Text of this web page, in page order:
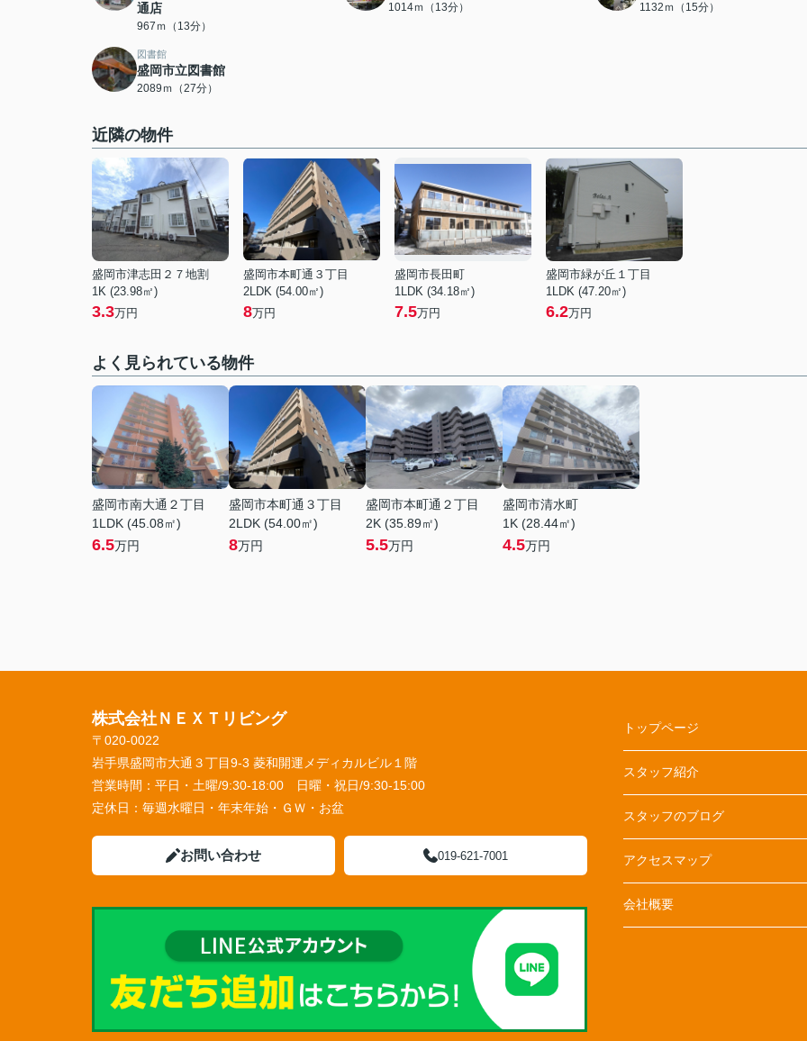
通店
967ｍ（13分）
1014ｍ（13分） 1132ｍ（15分）
図書館
盛岡市立図書館
2089ｍ（27分）
近隣の物件
盛岡市津志田２７地割
1K (23.98㎡)
3.3万円
盛岡市本町通３丁目
2LDK (54.00㎡)
8万円
盛岡市長田町
1LDK (34.18㎡)
7.5万円
盛岡市緑が丘１丁目
1LDK (47.20㎡)
6.2万円
よく見られている物件
盛岡市南大通２丁目
1LDK (45.08㎡)
6.5万円
盛岡市本町通３丁目
2LDK (54.00㎡)
8万円
盛岡市本町通２丁目
2K (35.89㎡)
5.5万円
盛岡市清水町
1K (28.44㎡)
4.5万円
株式会社ＮＥＸＴリビング
〒020-0022
岩手県盛岡市大通３丁目9-3 菱和開運メディカルビル１階
営業時間： 平日・土曜/9:30-18:00 日曜・祝日/9:30-15:00
定休日： 毎週水曜日・年末年始・ＧＷ・お盆
お問い合わせ 019-621-7001
トップページ
スタッフ紹介
スタッフのブログ
アクセスマップ
会社概要